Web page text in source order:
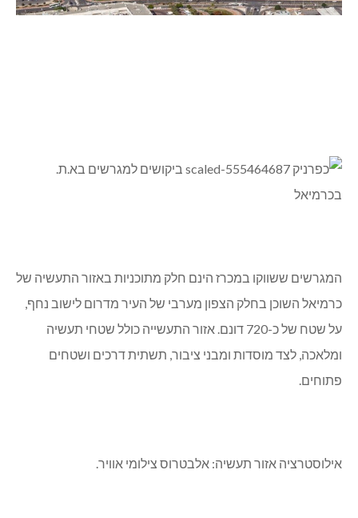
המגרשים ששווקו במכרז הינם חלק מתוכניות באזור התעשיה של
כרמיאל השוכן בחלק הצפון מערבי של העיר מדרום לישוב נחף,
על שטח של כ-720 דונם. אזור התעשייה כולל שטחי תעשיה
ומלאכה, לצד מוסדות ומבני ציבור, תשתית דרכים ושטחים
פתוחים.
אילוסטרציה אזור תעשיה: אלבטרוס צילומי אוויר.